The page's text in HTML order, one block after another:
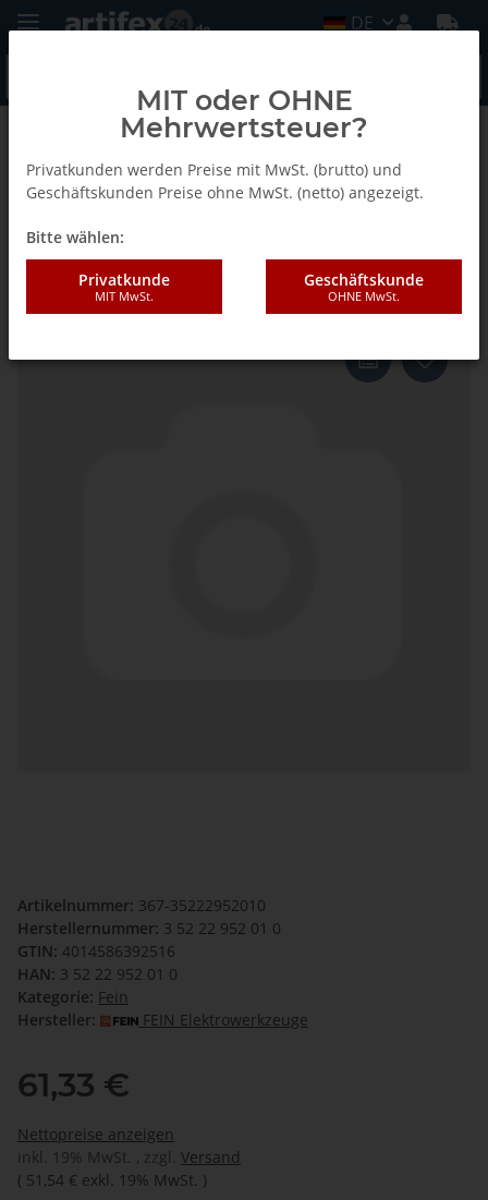
DE
Zurück zur Liste Fein
Fein HSS-Sägeblatt Set, Ø 100
mm, Aufnahme StarlockPlus
Artikelnummer: 367-35222952010
Herstellernummer: 3 52 22 952 01 0
GTIN: 4014586392516
HAN: 3 52 22 952 01 0
Kategorie: Fein
Hersteller:
FEIN Elektrowerkzeuge
61,33 €
Nettopreise anzeigen
inkl. 19% MwSt. , zzgl. Versand
( 51,54 € exkl. 19% MwSt. )
MIT oder OHNE
Mehrwertsteuer?
Privatkunden werden Preise mit MwSt. (brutto) und
Geschäftskunden Preise ohne MwSt. (netto) angezeigt.
Bitte wählen:
Privatkunde
MIT MwSt.
Geschäftskunde
OHNE MwSt.